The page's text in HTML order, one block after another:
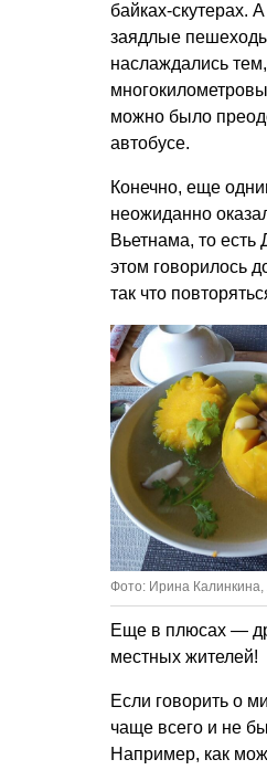
байках-
заядлые
наслаждались
можно было
автобусе.
Конечно, еще
неожиданно
Вьетнама, то есть
этом говорилось
так что
Фото: Ирина Калинкина,
Еще в плюсах —
местных жителей!
Если говорить о
чаще всего и не
Например, как